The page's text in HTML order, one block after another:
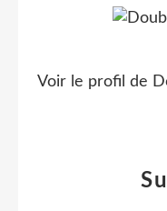
Voir le profil de